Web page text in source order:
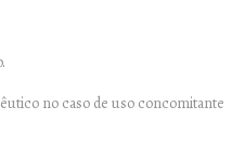
no caso de uso concomitante